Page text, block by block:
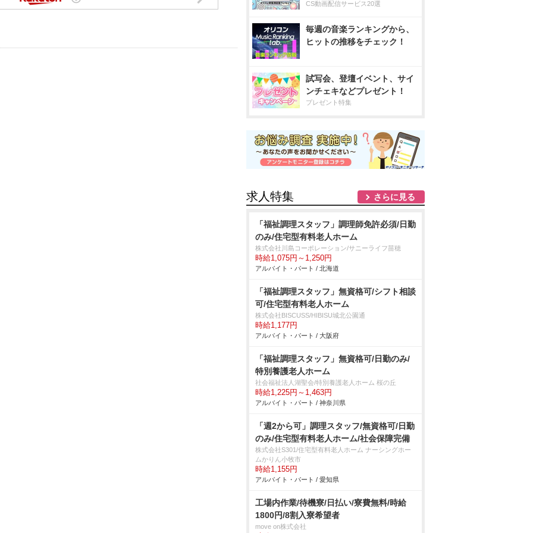
CS動画配信サービス20選
毎週の音楽ランキングから、
ヒットの推移をチェック！
試写会、登壇イベント、サイ
ンチェキなどプレゼント！
プレゼント特集
求人特集 さらに見る
「福祉調理スタッフ」調理師免許必須/日勤
のみ/住宅型有料老人ホーム
株式会社川島コーポレーション/サニーライフ苗穂
時給1,075円～1,250円
アルバイト・パート / 北海道
「福祉調理スタッフ」無資格可/シフト相談
可/住宅型有料老人ホーム
株式会社BISCUSS/HIBISU城北公園通
時給1,177円
アルバイト・パート / 大阪府
「福祉調理スタッフ」無資格可/日勤のみ/
特別養護老人ホーム
社会福祉法人湖聖会/特別養護老人ホーム 桜の丘
時給1,225円～1,463円
アルバイト・パート / 神奈川県
「週2から可」調理スタッフ/無資格可/日勤
のみ/住宅型有料老人ホーム/社会保障完備
株式会社S301/住宅型有料老人ホーム ナーシングホー
ムかりん小牧市
時給1,155円
アルバイト・パート / 愛知県
工場内作業/待機寮/日払い/寮費無料/時給
1800円/8割入寮希望者
move on株式会社